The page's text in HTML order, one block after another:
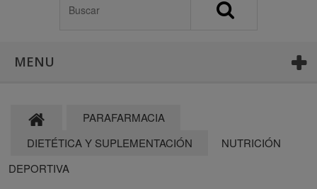
MENU
PARAFARMACIA
DIETÉTICA Y SUPLEMENTACIÓN
NUTRICIÓN
DEPORTIVA